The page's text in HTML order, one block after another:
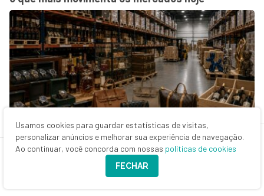
27 de julho de 2026 - 8:29
DÉCIMO ANDAR
A recuperação silenciosa dos escritórios
paulistanos — e as oportunidades em fundos
Usamos cookies para guardar estatísticas de visitas,
personalizar anúncios e melhorar sua experiência de navegação.
Ao continuar, você concorda com nossas políticas de cookies
FECHAR